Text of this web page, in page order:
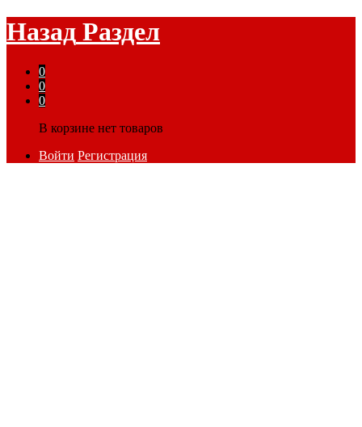
Назад Раздел
0
0
0
В корзине нет товаров
Войти Регистрация